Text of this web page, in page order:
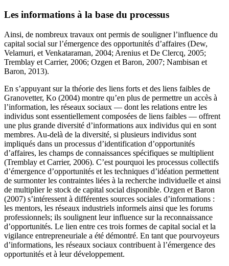
Les informations à la base du processus
Ainsi, de nombreux travaux ont permis de souligner l’influence du
capital social sur l’émergence des opportunités d’affaires (Dew,
Velamuri, et Venkataraman, 2004; Arenius et De Clercq, 2005;
Tremblay et Carrier, 2006; Ozgen et Baron, 2007; Nambisan et
Baron, 2013).
En s’appuyant sur la théorie des liens forts et des liens faibles de
Granovetter, Ko (2004) montre qu’en plus de permettre un accès à
l’information, les réseaux sociaux — dont les relations entre les
individus sont essentiellement composées de liens faibles — offrent
une plus grande diversité d’informations aux individus qui en sont
membres. Au-delà de la diversité, si plusieurs individus sont
impliqués dans un processus d’identification d’opportunités
d’affaires, les champs de connaissances spécifiques se multiplient
(Tremblay et Carrier, 2006). C’est pourquoi les processus collectifs
d’émergence d’opportunités et les techniques d’idéation permettent
de surmonter les contraintes liées à la recherche individuelle et ainsi
de multiplier le stock de capital social disponible. Ozgen et Baron
(2007) s’intéressent à différentes sources sociales d’informations :
les mentors, les réseaux industriels informels ainsi que les forums
professionnels; ils soulignent leur influence sur la reconnaissance
d’opportunités. Le lien entre ces trois formes de capital social et la
vigilance entrepreneuriale a été démontré. En tant que pourvoyeurs
d’informations, les réseaux sociaux contribuent à l’émergence des
opportunités et à leur développement.